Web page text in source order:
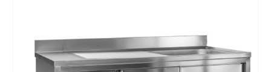
Bildergalerie